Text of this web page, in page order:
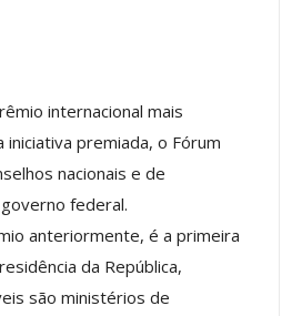
internacional mais
premiada, o Fórum
nacionais e de
federal.
anteriormente, é a primeira
da República,
são ministérios de
Promove Palestra
Criar Múltiplas Fontes
De Renda Sem…
Comunicacao 30 jun, 2026